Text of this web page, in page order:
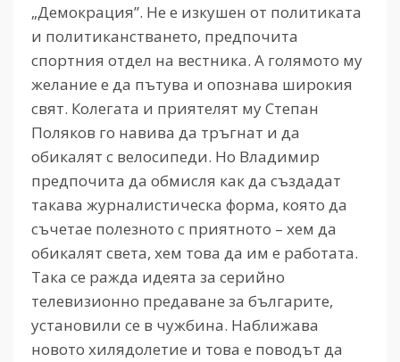
„Демокрация”. Не е изкушен от политиката
и политиканстването, предпочита
спортния отдел на вестника. А голямото му
желание е да пътува и опознава широкия
свят. Колегата и приятелят му Степан
Поляков го навива да тръгнат и да
обикалят с велосипеди. Но Владимир
предпочита да обмисля как да създадат
такава журналистическа форма, която да
съчетае полезното с приятното – хем да
обикалят света, хем това да им е работата.
Така се ражда идеята за серийно
телевизионно предаване за българите,
установили се в чужбина. Наближава
новото хилядолетие и това е поводът да